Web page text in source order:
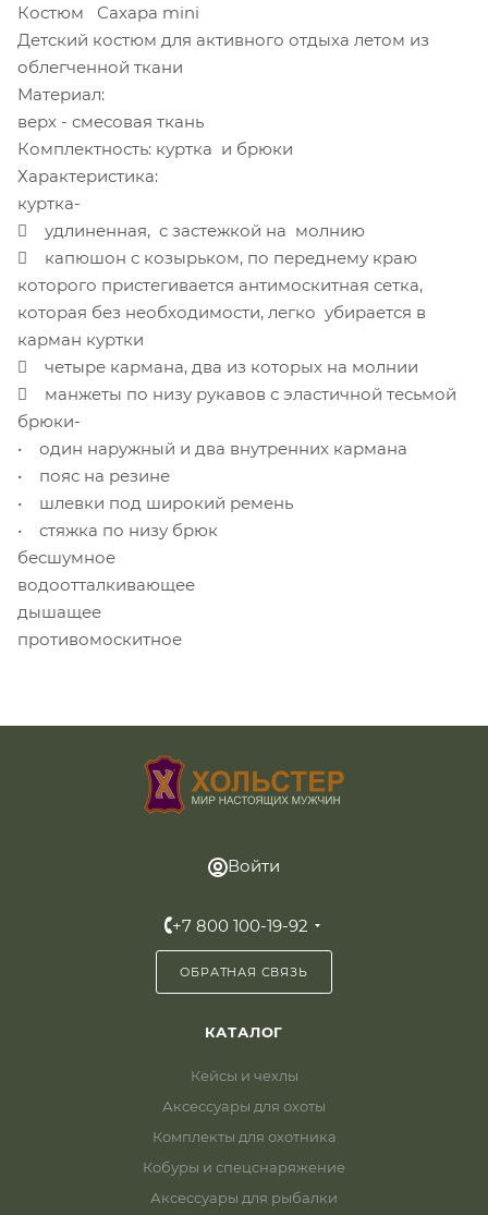
Костюм Сахара mini
Детский костюм для активного отдыха летом из
облегченной ткани
Материал:
верх - смесовая ткань
Комплектность: куртка и брюки
Характеристика:
куртка-
 удлиненная, с застежкой на молнию
 капюшон с козырьком, по переднему краю
которого пристегивается антимоскитная сетка,
которая без необходимости, легко убирается в
карман куртки
 четыре кармана, два из которых на молнии
 манжеты по низу рукавов с эластичной тесьмой
брюки-
• один наружный и два внутренних кармана
• пояс на резине
• шлевки под широкий ремень
• стяжка по низу брюк
бесшумное
водоотталкивающее
дышащее
противомоскитное
Войти
+7 800 100-19-92
ОБРАТНАЯ СВЯЗЬ
КАТАЛОГ
Кейсы и чехлы
Аксессуары для охоты
Комплекты для охотника
Кобуры и спецснаряжение
Аксессуары для рыбалки